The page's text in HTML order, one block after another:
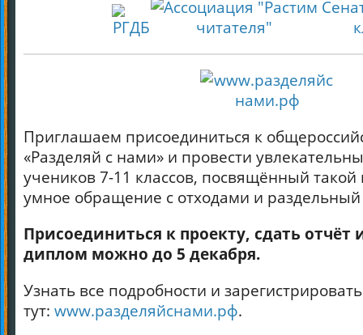
Приглашаем присоединиться к
«Разделяй с нами» и провести
учеников 7-11 классов, посвящённый
умное обращение с отходами и раздельный
Присоединиться к проекту, сдать отчёт
диплом можно до 5 декабря.
Узнать все подробности и
тут: www.разделяйснами.рф.